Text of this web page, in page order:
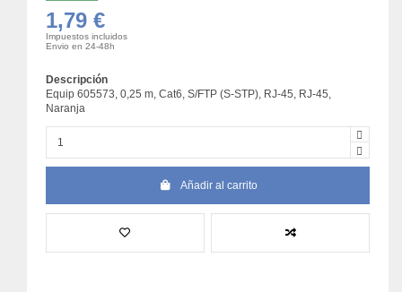
1,79 €
Impuestos incluidos
Envio en 24-48h
Descripción
Equip 605573, 0,25 m, Cat6, S/FTP (S-STP), RJ-45, RJ-45,
Naranja
Añadir al carrito